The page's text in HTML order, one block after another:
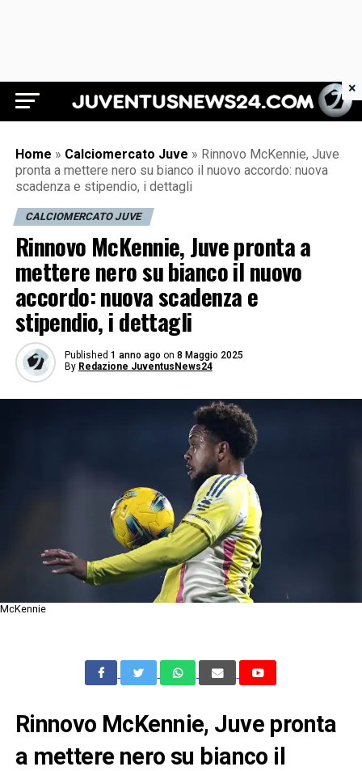
Juventus News 24
Home » Calciomercato Juve » Rinnovo McKennie, Juve
pronta a mettere nero su bianco il nuovo accordo: nuova
scadenza e stipendio, i dettagli
CALCIOMERCATO JUVE
Rinnovo McKennie, Juve pronta a
mettere nero su bianco il nuovo
accordo: nuova scadenza e
stipendio, i dettagli
Published 1 anno ago on 8 Maggio 2025
By Redazione JuventusNews24
McKennie
Rinnovo McKennie, Juve pronta
a mettere nero su bianco il
×